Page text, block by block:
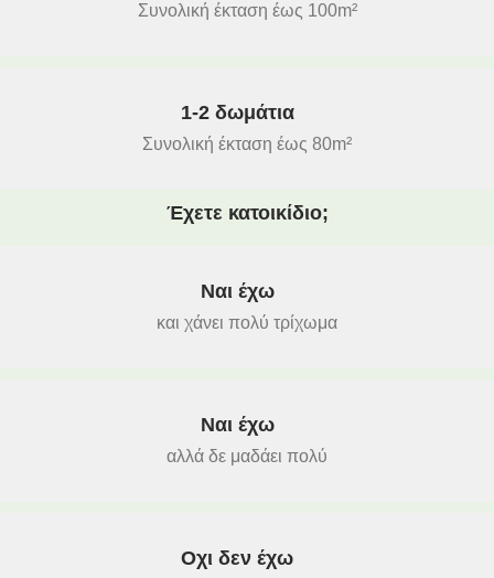
Συνολική έκταση έως 100m²
1-2 δωμάτια
Συνολική έκταση έως 80m²
Έχετε κατοικίδιο;
Ναι έχω
και χάνει πολύ τρίχωμα
Ναι έχω
αλλά δε μαδάει πολύ
Οχι δεν έχω